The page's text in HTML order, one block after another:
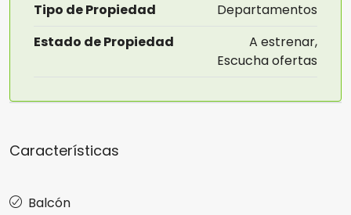
Tipo de Propiedad
Departamentos
Estado de Propiedad
A estrenar,
Escucha ofertas
Características
Balcón